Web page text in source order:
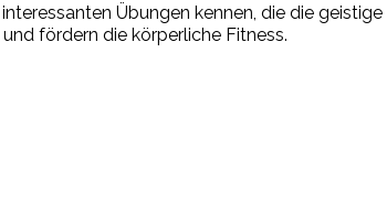
interessanten Übungen kennen, die die geistige
und fördern die körperliche Fitness.